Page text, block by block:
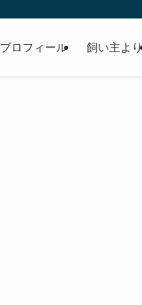
プロフィール 飼い主より